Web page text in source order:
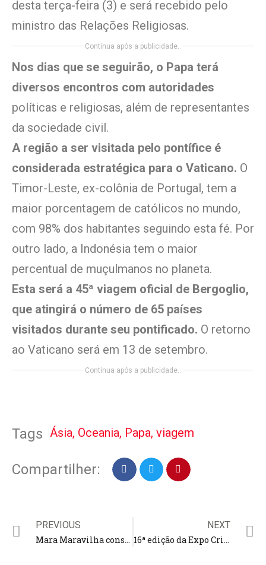
desta terça-feira (3) e será recebido pelo
ministro das Relações Religiosas.
Continua após a publicidade..
Nos dias que se seguirão, o Papa terá
diversos encontros com autoridades
políticas e religiosas, além de representantes
da sociedade civil.
A região a ser visitada pelo pontífice é
considerada estratégica para o Vaticano. O
Timor-Leste, ex-colônia de Portugal, tem a
maior porcentagem de católicos no mundo,
com 98% dos habitantes seguindo esta fé. Por
outro lado, a Indonésia tem o maior
percentual de muçulmanos no planeta.
Esta será a 45ª viagem oficial de Bergoglio,
que atingirá o número de 65 países
visitados durante seu pontificado. O retorno
ao Vaticano será em 13 de setembro.
Continua após a publicidade..
Tags Ásia, Oceania, Papa, viagem
Compartilher:
PREVIOUS
Mara Maravilha consagra filho em igreja evangélica; criança foi adotada pela cantora após várias tentativas de engravidar
NEXT
16ª edição da Expo Cristã começa nesta quarta no Rio de Janeiro com estimativa de público de 300 mil pessoas